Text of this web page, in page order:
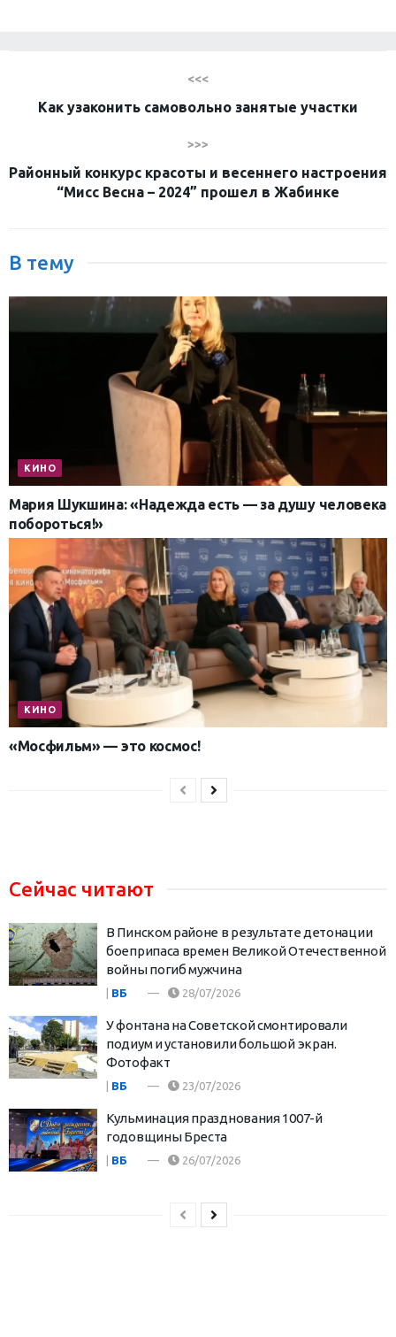
<<<
Как узаконить самовольно занятые участки
>>>
Районный конкурс красоты и весеннего настроения
“Мисс Весна – 2024” прошел в Жабинке
В тему
КИНО
Мария Шукшина: «Надежда есть — за душу человека
побороться!»
КИНО
«Мосфильм» — это космос!
Сейчас читают
В Пинском районе в результате детонации
боеприпаса времен Великой Отечественной
войны погиб мужчина
| ВБ 28/07/2026
У фонтана на Советской смонтировали
подиум и установили большой экран.
Фотофакт
| ВБ 23/07/2026
Кульминация празднования 1007-й
годовщины Бреста
| ВБ 26/07/2026